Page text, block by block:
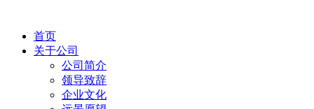
首页
关于公司
公司简介
领导致辞
企业文化